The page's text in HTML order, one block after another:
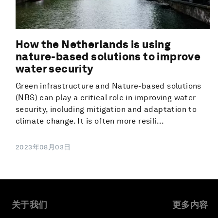
How the Netherlands is using
nature-based solutions to improve
water security
Green infrastructure and Nature-based solutions
(NBS) can play a critical role in improving water
security, including mitigation and adaptation to
climate change. It is often more resili...
2023年08月03日
关于我们 更多内容